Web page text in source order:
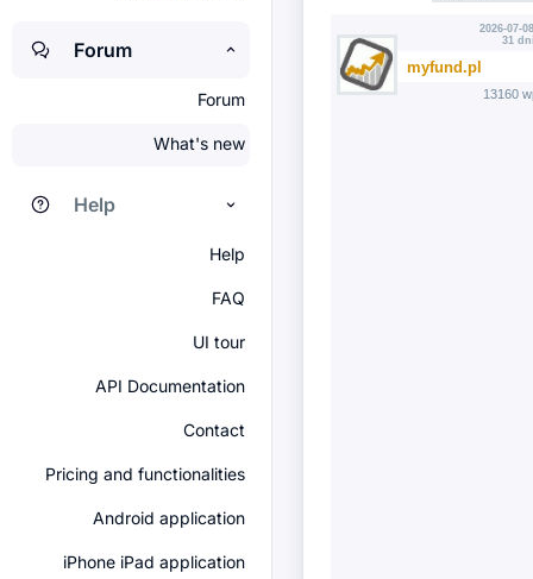
Forum
Forum
What's new
Help
Help
FAQ
UI tour
API Documentation
Contact
Pricing and functionalities
Android application
iPhone iPad application
2026-07-
31
myfund.pl
13160